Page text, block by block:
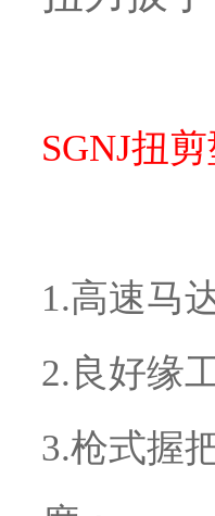
SGNJ扭
1.高速马
2.良好缘
3.枪式握